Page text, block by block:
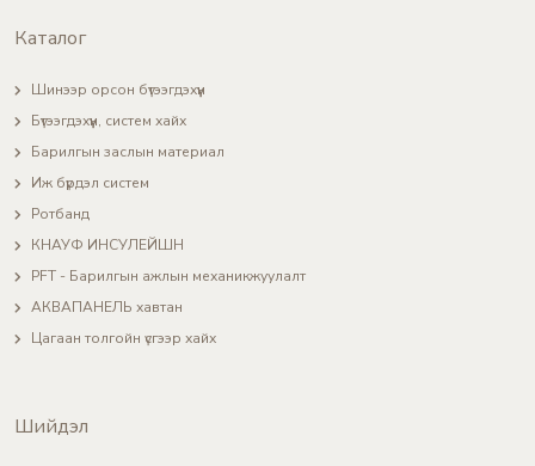
Каталог
Шинээр орсон бүтээгдэхүүн
Бүтээгдэхүүн, систем хайх
Барилгын заслын материал
Иж бүрдэл систем
Ротбанд
КНАУФ ИНСУЛЕЙШН
PFT - Барилгын ажлын механикжуулалт
АКВАПАНЕЛЬ хавтан
Цагаан толгойн үсгээр хайх
Шийдэл